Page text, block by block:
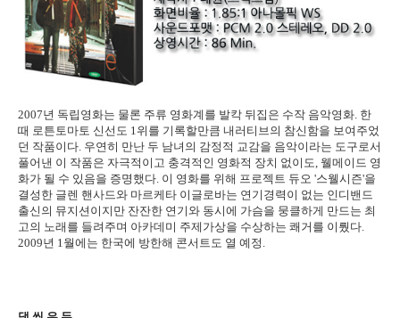
2007년 독립영화는 물론 주류 영화계를 발칵 뒤집은 수작 음악영화. 한
때 로튼토마토 신선도 1위를 기록할만큼 내러티브의 참신함을 보여주었
던 작품이다. 우연히 만난 두 남녀의 감정적 교감을 음악이라는 도구로서
풀어낸 이 작품은 자극적이고 충격적인 영화적 장치 없이도, 웰메이드 영
화가 될 수 있음을 증명했다. 이 영화를 위해 프로젝트 듀오 '스웰시즌'을
결성한 글렌 핸사드와 마르케타 이글로바는 연기경력이 없는 인디밴드
출신의 뮤지션이지만 잔잔한 연기와 동시에 가슴을 뭉클하게 만드는 최
고의 노래를 들려주며 아카데미 주제가상을 수상하는 쾌거를 이뤘다.
2009년 1월에는 한국에 방한해 콘서트도 열 예정.